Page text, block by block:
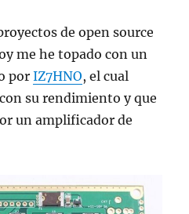
de open source
me he topado con un
porIZ7HNO, el cual
su rendimiento y que
un amplificador de